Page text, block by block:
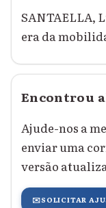
SANTAELLA,
era da
Encontrou
Ajude-nos a
enviar uma
versão
✉️SOLICITAR